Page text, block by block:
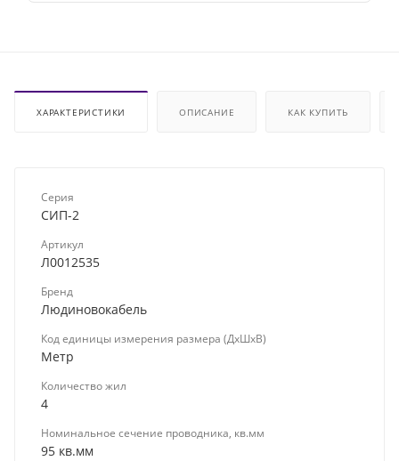
ХАРАКТЕРИСТИКИ ОПИСАНИЕ КАК КУПИТЬ
Серия
СИП-2
Артикул
Л0012535
Бренд
Людиновокабель
Код единицы измерения размера (ДхШхВ)
Метр
Количество жил
4
Номинальное сечение проводника, кв.мм
95 кв.мм